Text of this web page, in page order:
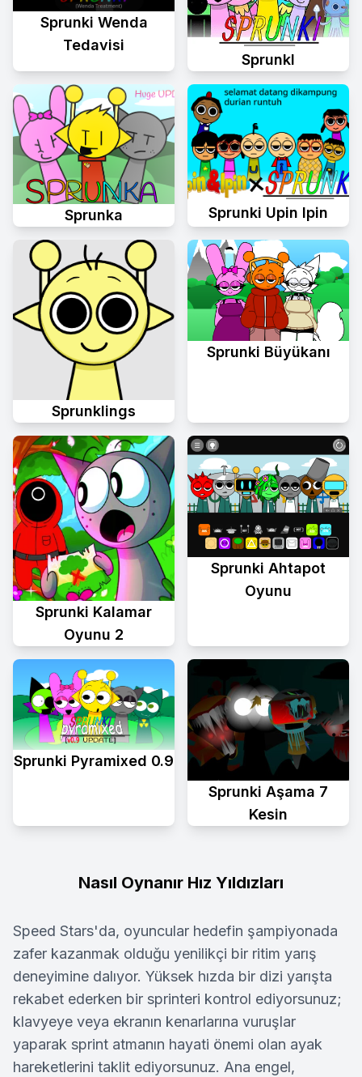
Sprunki Wenda
Tedavisi
Sprunkl
Sprunka Sprunki Upin Ipin
Sprunklings
Sprunki Büyükanı
Sprunki Kalamar
Oyunu 2
Sprunki Ahtapot
Oyunu
Sprunki Pyramixed 0.9
Sprunki Aşama 7
Kesin
Nasıl Oynanır Hız Yıldızları
Speed Stars'da, oyuncular hedefin şampiyonada
zafer kazanmak olduğu yenilikçi bir ritim yarış
deneyimine dalıyor. Yüksek hızda bir dizi yarışta
rekabet ederken bir sprinteri kontrol ediyorsunuz;
klavyeye veya ekranın kenarlarına vuruşlar
yaparak sprint atmanın hayati önemi olan ayak
hareketlerini taklit ediyorsunuz. Ana engel,